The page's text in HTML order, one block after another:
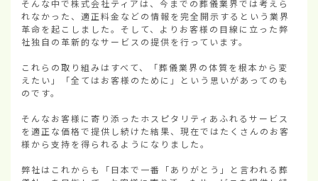
そんな中で株式会社ティアは、今までの葬儀業界では考えら
れなかった、適正料金などの情報を完全開示するという業界
革命を起こしました。そして、よりお客様の目線に立った弊
社独自の革新的なサービスの提供を行っています。
これらの取り組みはすべて、「葬儀業界の体質を根本から変
えたい」「全てはお客様のために」という思いがあってのも
のです。
そんなお客様に寄り添ったホスピタリティあふれるサービス
を適正な価格で提供し続けた結果、現在ではたくさんのお客
様から支持を得られるようになりました。
弊社はこれからも「日本で一番「ありがとう」と言われる葬